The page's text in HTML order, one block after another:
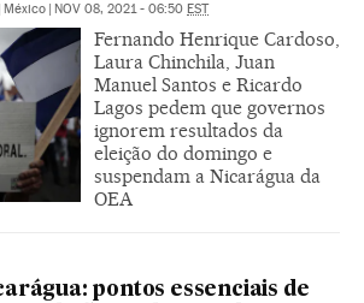
México NOV 08, 2021 - 06:50 EST
Fernando Henrique Cardoso,
Laura Chinchila, Juan
Manuel Santos e Ricardo
Lagos pedem que governos
ignorem resultados da
eleição do domingo e
suspendam a Nicarágua da
OEA
pontos essenciais de